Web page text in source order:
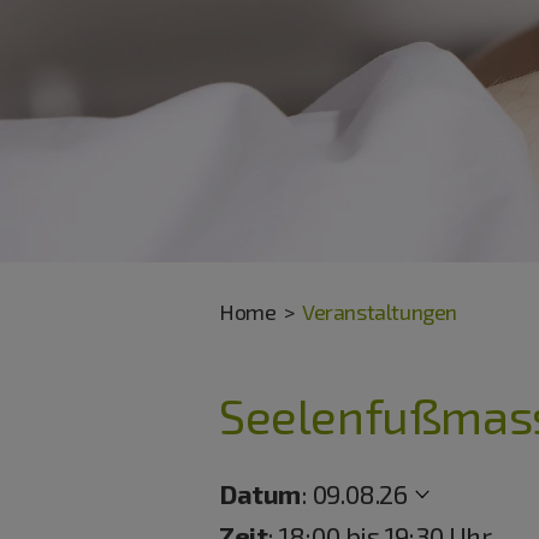
Home Veranstaltungen
Datum: 09.08.26